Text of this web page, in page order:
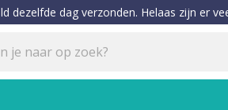
dezelfde dag verzonden. Helaas zijn er